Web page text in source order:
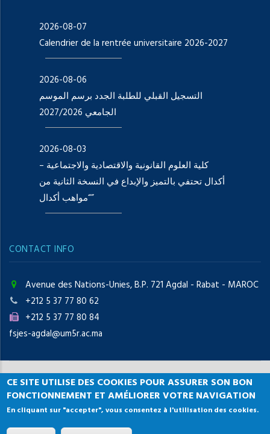
2026-08-07
Calendrier de la rentrée universitaire 2026-2027
2026-08-06
التسجيل القبلي للطلبة الجدد برسم الموسم
الجامعي 2027/2026
2026-08-03
كلية العلوم القانونية والاقتصادية والاجتماعية –
أكدال تحتفي بالتميز والإبداع في النسخة الثانية من
“مواهب أكدال”
CONTACT INFO
Avenue des Nations-Unies, B.P. 721 Agdal - Rabat - MAROC
+212 5 37 77 80 62
+212 5 37 77 80 84
fsjes-agdal@um5r.ac.ma
Copyright © 2021 Faculté des
Sciences Juridiques, Economiques et Sociales, Agdal
CE SITE UTILISE DES COOKIES POUR ASSURER SON BON
FONCTIONNEMENT ET AMÉLIORER VOTRE NAVIGATION
En cliquant sur "accepter", vous consentez à l'utilisation des cookies.